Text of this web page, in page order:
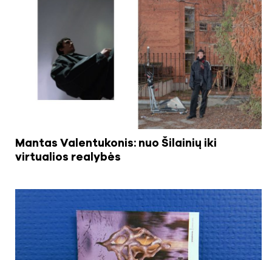
Mantas Valentukonis: nuo Šilainių iki
virtualios realybės